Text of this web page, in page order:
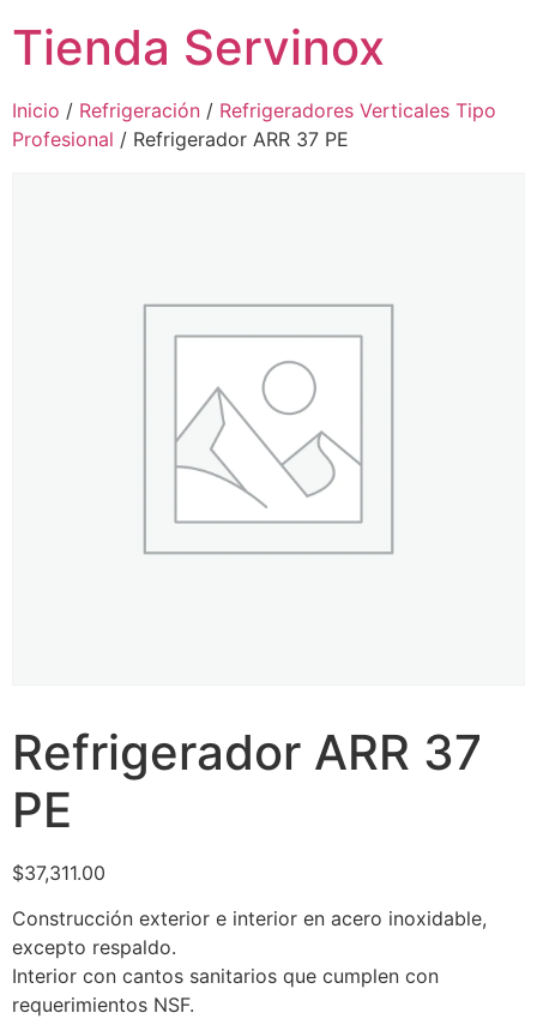
Tienda Servinox
Inicio / Refrigeración / Refrigeradores Verticales Tipo
Profesional / Refrigerador ARR 37 PE
Refrigerador ARR 37
PE
$37,311.00
Construcción exterior e interior en acero inoxidable,
excepto respaldo.
Interior con cantos sanitarios que cumplen con
requerimientos NSF.